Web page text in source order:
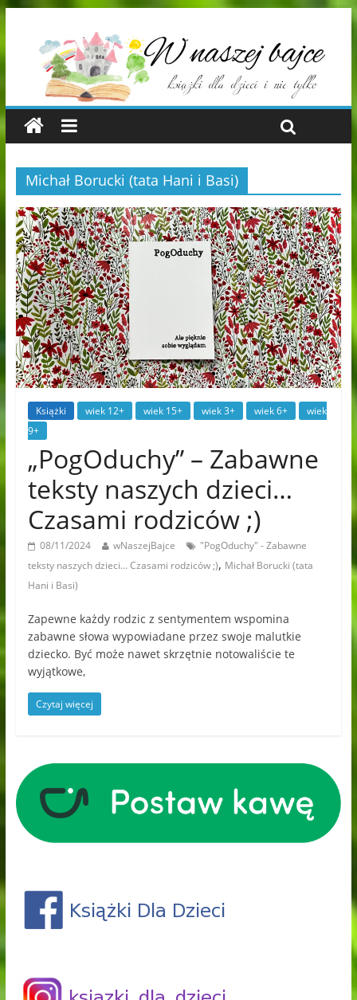
Michał Borucki (tata Hani i Basi)
Książki wiek 12+ wiek 15+ wiek 3+ wiek 6+
wiek
9+
„PogOduchy” – Zabawne
teksty naszych dzieci…
Czasami rodziców ;)
08/11/2024 wNaszejBajce
"PogOduchy" - Zabawne
teksty naszych dzieci… Czasami rodziców ;), Michał Borucki (tata
Hani i Basi)
Zapewne każdy rodzic z sentymentem wspomina
zabawne słowa wypowiadane przez swoje malutkie
dziecko. Być może nawet skrzętnie notowaliście te
wyjątkowe,
Czytaj więcej